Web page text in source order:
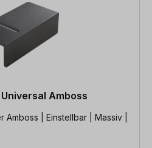
Amboss
| Massiv |